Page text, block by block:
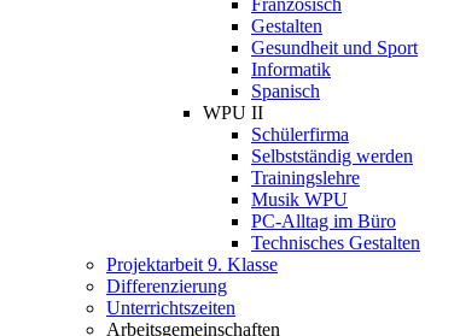
Französisch
Gestalten
Gesundheit und Sport
Informatik
Spanisch
WPU II
Schülerfirma
Selbstständig werden
Trainingslehre
Musik WPU
PC-Alltag im Büro
Technisches Gestalten
Projektarbeit 9. Klasse
Differenzierung
Unterrichtszeiten
Arbeitsgemeinschaften